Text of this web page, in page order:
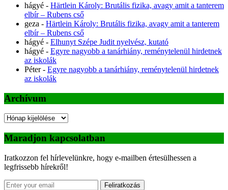
hágyé - Härtlein Károly: Brutális fizika, avagy amit a tanterem
elbír – Rubens cső
geza - Härtlein Károly: Brutális fizika, avagy amit a tanterem
elbír – Rubens cső
hágyé - Elhunyt Szépe Judit nyelvész, kutató
hágyé - Egyre nagyobb a tanárhiány, reménytelenül hirdetnek
az iskolák
Péter- Egyre nagyobb a tanárhiány, reménytelenül hirdetnek
az iskolák
Archívum
Archívum
Maradjon kapcsolatban
Iratkozzon fel hírlevelünkre, hogy e-mailben értesülhessen a
legfrissebb hírekről!
Feliratkozás